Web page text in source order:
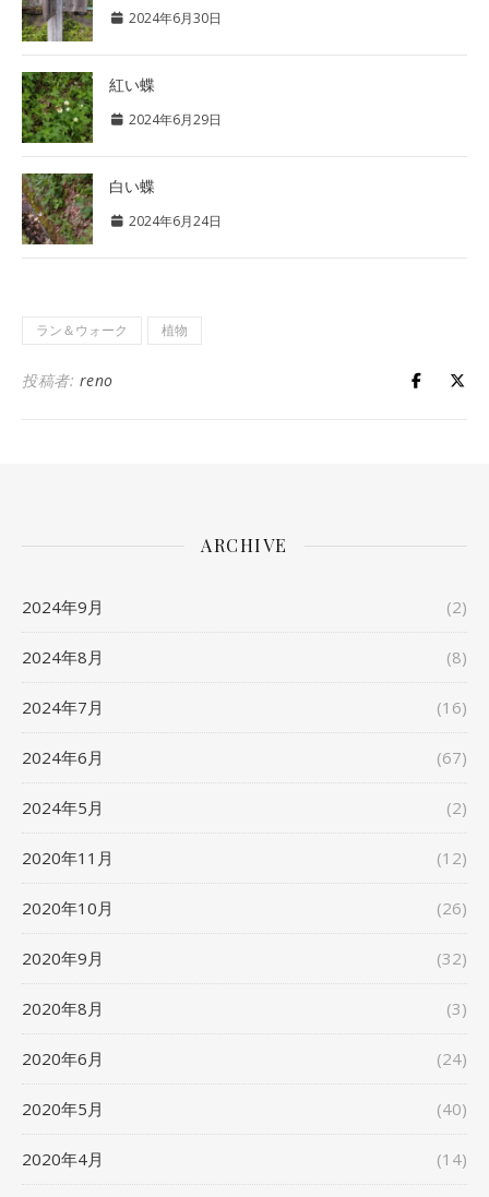
2024年6月30日
紅い蝶
2024年6月29日
白い蝶
2024年6月24日
ラン＆ウォーク 植物
投稿者: reno
ARCHIVE
2024年9月 (2)
2024年8月 (8)
2024年7月 (16)
2024年6月 (67)
2024年5月 (2)
2020年11月 (12)
2020年10月 (26)
2020年9月 (32)
2020年8月 (3)
2020年6月 (24)
2020年5月 (40)
2020年4月 (14)